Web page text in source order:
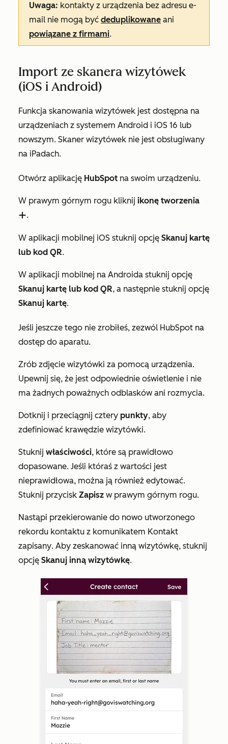
Uwaga: kontakty z urządzenia bez adresu e-
mail nie mogą być deduplikowane ani
powiązane z firmami.
Import ze skanera wizytówek
(iOS i Android)
Funkcja skanowania wizytówek jest dostępna na
urządzeniach z systemem Android i iOS 16 lub
nowszym. Skaner wizytówek nie jest obsługiwany
na iPadach.
Otwórz aplikację HubSpot na swoim urządzeniu.
W prawym górnym rogu kliknij ikonę tworzenia
add.
W aplikacji mobilnej iOS stuknij opcję Skanuj kartę
lub kod QR.
W aplikacji mobilnej na Androida stuknij opcję
Skanuj kartę lub kod QR, a następnie stuknij opcję
Skanuj kartę.
Jeśli jeszcze tego nie zrobiłeś, zezwól HubSpot na
dostęp do aparatu.
Zrób zdjęcie wizytówki za pomocą urządzenia.
Upewnij się, że jest odpowiednie oświetlenie i nie
ma żadnych poważnych odblasków ani rozmycia.
Dotknij i przeciągnij cztery punkty, aby
zdefiniować krawędzie wizytówki.
Stuknij właściwości, które są prawidłowo
dopasowane. Jeśli któraś z wartości jest
nieprawidłowa, można ją również edytować.
Stuknij przycisk Zapisz w prawym górnym rogu.
Nastąpi przekierowanie do nowo utworzonego
rekordu kontaktu z komunikatem Kontakt
zapisany. Aby zeskanować inną wizytówkę, stuknij
opcję Skanuj inną wizytówkę.